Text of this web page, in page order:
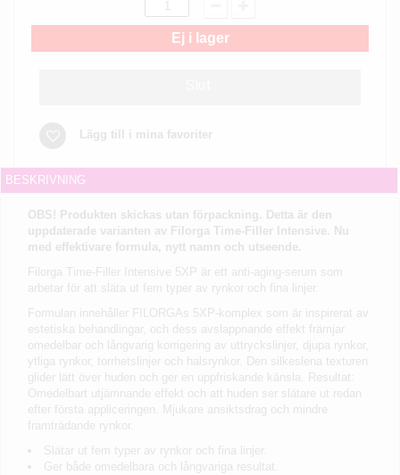
Ej i lager
Lägg till i mina favoriter
BESKRIVNING
OBS! Produkten skickas utan förpackning. Detta är den
uppdaterade varianten av Filorga Time-Filler Intensive. Nu
med effektivare formula, nytt namn och utseende.
Filorga Time-Filler Intensive 5XP är ett anti-aging-serum som
arbetar för att släta ut fem typer av rynkor och fina linjer.
Formulan innehåller FILORGAs 5XP-komplex som är inspirerat av
estetiska behandlingar, och dess avslappnande effekt främjar
omedelbar och långvarig korrigering av uttryckslinjer, djupa rynkor,
ytliga rynkor, torrhetslinjer och halsrynkor. Den silkeslena texturen
glider lätt över huden och ger en uppfriskande känsla. Resultat:
Omedelbart utjämnande effekt och att huden ser slätare ut redan
efter första appliceringen. Mjukare ansiktsdrag och mindre
framträdande rynkor.
Slätar ut fem typer av rynkor och fina linjer.
Ger både omedelbara och långvariga resultat.